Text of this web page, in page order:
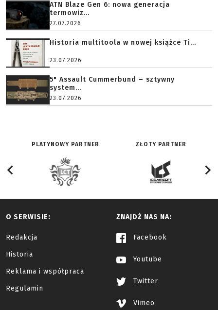
ATN Blaze Gen 6: nowa generacja
termowiz...
27.07.2026
Historia multitoola w nowej książce Ti...
23.07.2026
5" Assault Cummerbund – sztywny
system...
23.07.2026
PLATYNOWY PARTNER ZŁOTY PARTNER
O SERWISIE:
Redakcja
Historia
Reklama i współpraca
Regulamin
ZNAJDŹ NAS NA:
Facebook
Youtube
Twitter
Vimeo